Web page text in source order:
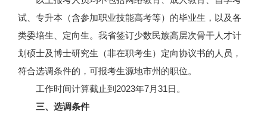
试、专升本（含参加职业技能高考等）的毕业生，以及各
类委培生、定向生。我省签订少数民族高层次骨干人才计
划硕士及博士研究生（非在职考生）定向协议书的人员，
符合选调条件的，可报考生源地市州的职位。
工作时间计算截止到2023年7月31日。
三、选调条件